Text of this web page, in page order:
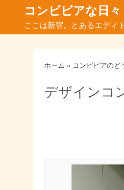
コンビビアな日々
ここは新宿。とあるエディ
ホーム » コンビビアのど
デザインコ